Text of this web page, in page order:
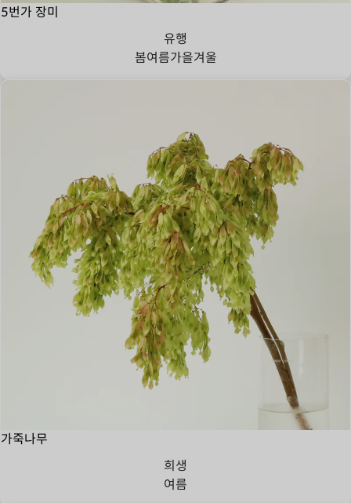
5번가 장미
유행
봄여름가을겨울
가죽나무
희생
여름